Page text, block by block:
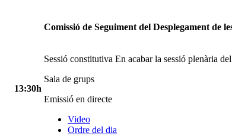
13:30h
Comissió de Seguiment del Desplegament de
Sessió constitutiva En acabar la sessió plenària
Sala de grups
Emissió en directe
Video
Ordre del dia